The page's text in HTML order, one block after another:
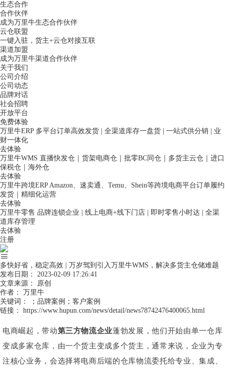
生态合作
合作伙伴
成为万里牛生态合作伙伴
云仓联盟
一键入驻，货主+云仓对接互联
渠道加盟
成为万里牛渠道合作伙伴
关于我们
公司介绍
公司动态
品牌对话
社会招聘
开放平台
免费体验
万里牛ERP 多平台订单高效发货 | 全渠道库存一盘货 | 一站式供分销 | 业
财一体化
去体验
万里牛WMS 直播快发仓｜货架电商仓｜批零BC同仓｜多货主云仓｜进口
保税仓｜海外仓
去体验
万里牛跨境ERP Amazon、速卖通、Temu、Shein等跨境电商平台订单履约
发货｜精细化运营
去体验
万里牛零售 品牌连锁企业 | 线上电商+线下门店 | 即时零售小时达 | 全渠
道库存管理
去体验
注册
多快好省，稳定高效 | 万岁驾到引入万里牛WMS，解决多货主仓储难题
发布日期：
2023-02-09 17:26:41
文章来源：
原创
作者：
万里牛
关键词：
；品牌案例；客户案例
链接：
https://www.hupun.com/news/detail/news78742476400065.html
电商崛起，带动第三方物流企业蓬勃发展，他们开始由单一仓库
变成多家仓库，由一个货主变成多个货主，通常来说，企业为专
注核心业务，会选择将电商后端的仓库物流委托给专业、集成、